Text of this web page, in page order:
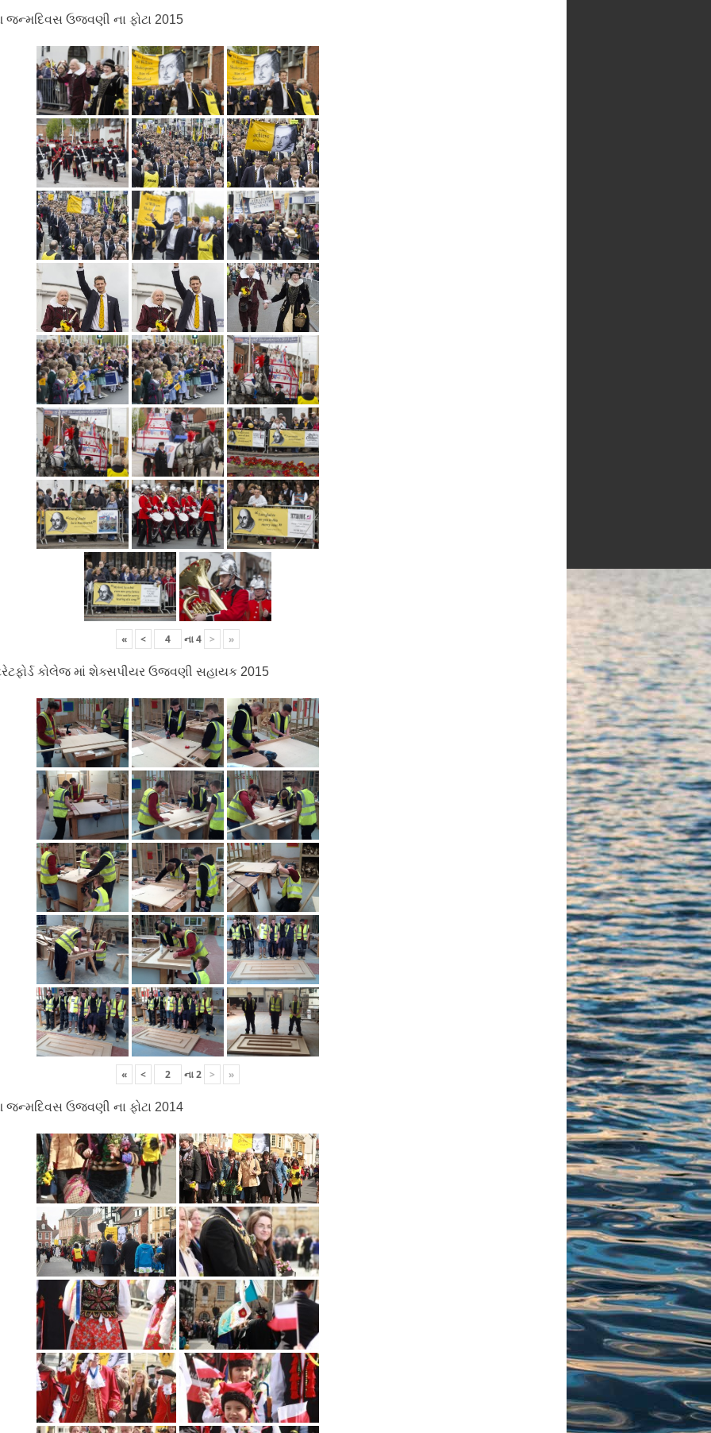
ઉજવણી ના ફોટા 2015
« < ના4 > »
કોલેજ માં શેક્સપીયર ઉજવણી સહાયક 2015
« < ના2 > »
ઉજવણી ના ફોટા 2014